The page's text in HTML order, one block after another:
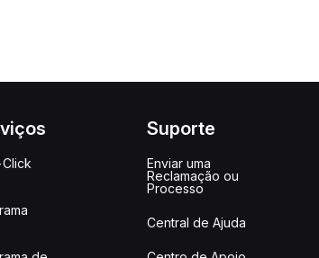
Suporte
Enviar uma
Reclamação ou
Processo
Central de Ajuda